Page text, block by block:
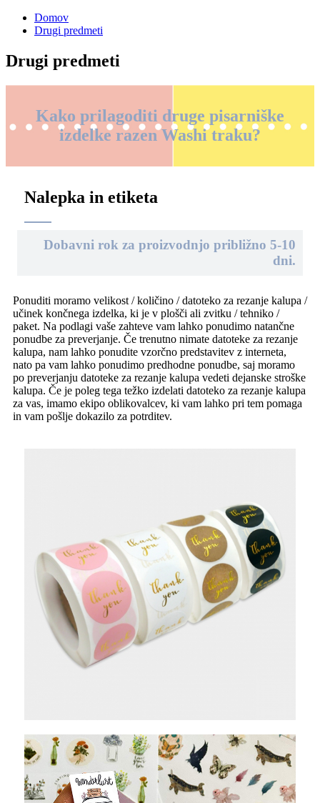
Domov
Drugi predmeti
Drugi predmeti
Kako prilagoditi druge pisarniške
izdelke razen Washi traku?
Nalepka in etiketa
Dobavni rok za proizvodnjo približno 5-10
dni.
Ponuditi moramo velikost / količino / datoteko za rezanje kalupa /
učinek končnega izdelka, ki je v plošči ali zvitku / tehniko /
paket. Na podlagi vaše zahteve vam lahko ponudimo natančne
ponudbe za preverjanje. Če trenutno nimate datoteke za rezanje
kalupa, nam lahko ponudite vzorčno predstavitev z interneta,
nato pa vam lahko ponudimo predhodne ponudbe, saj moramo
po preverjanju datoteke za rezanje kalupa vedeti dejanske stroške
kalupa. Če je poleg tega težko izdelati datoteko za rezanje kalupa
za vas, imamo ekipo oblikovalcev, ki vam lahko pri tem pomaga
in vam pošlje dokazilo za potrditev.